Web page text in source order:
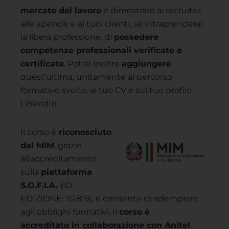
mercato del lavoro e dimostrare ai recruiter,
alle aziende e ai tuoi clienti, se intraprenderai
la libera professione, di possedere
competenze professionali verificate e
certificate. Potrai inoltre aggiungere
quest’ultima, unitamente al percorso
formativo svolto, al tuo CV e sul tuo profilo
LinkedIn.
Il corso è riconosciuto
dal MIM, grazie
all’accreditamento
sulla piattaforma
S.O.F.I.A. (ID
EDIZIONE: 151819), e consente di adempiere
agli obblighi formativi. Il corso è
accreditato in collaborazione con Anitel,